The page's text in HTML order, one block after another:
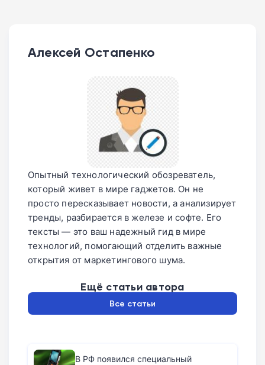
Алексей Остапенко
Опытный технологический обозреватель,
который живет в мире гаджетов. Он не
просто пересказывает новости, а анализирует
тренды, разбирается в железе и софте. Его
тексты — это ваш надежный гид в мире
технологий, помогающий отделить важные
открытия от маркетингового шума.
Ещё статьи автора
Все статьи
В РФ появился специальный